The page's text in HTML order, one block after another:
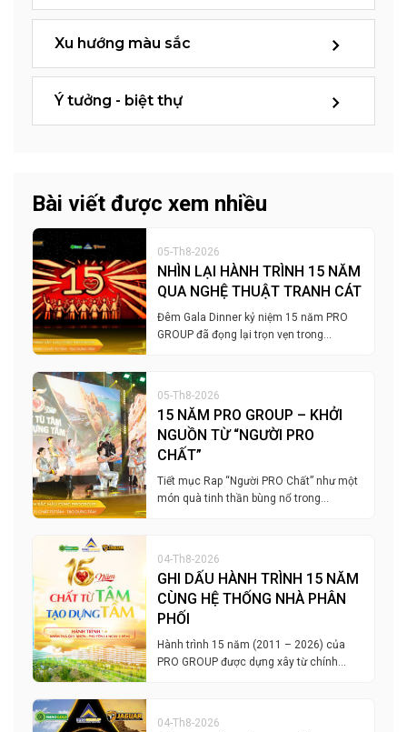
Xu hướng màu sắc
Ý tưởng - biệt thự
Bài viết được xem nhiều
05-Th8-2026
NHÌN LẠI HÀNH TRÌNH 15 NĂM
QUA NGHỆ THUẬT TRANH CÁT
Đêm Gala Dinner kỷ niệm 15 năm PRO
GROUP đã đọng lại trọn vẹn trong…
05-Th8-2026
15 NĂM PRO GROUP – KHỞI
NGUỒN TỪ “NGƯỜI PRO
CHẤT”
Tiết mục Rap “Người PRO Chất” như một
món quà tinh thần bùng nổ trong…
04-Th8-2026
GHI DẤU HÀNH TRÌNH 15 NĂM
CÙNG HỆ THỐNG NHÀ PHÂN
PHỐI
Hành trình 15 năm (2011 – 2026) của
PRO GROUP được dựng xây từ chính…
04-Th8-2026